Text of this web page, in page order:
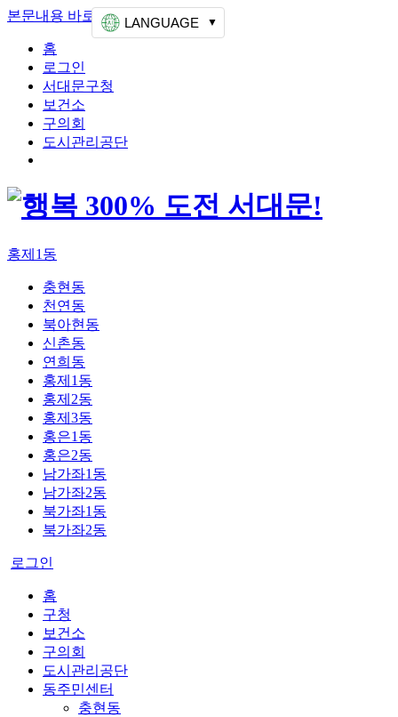
본문내용 바로가기 상단메뉴 가기
홈
로그인
서대문구청
보건소
구의회
도시관리공단
홍제1동
충현동
천연동
북아현동
신촌동
연희동
홍제1동
홍제2동
홍제3동
홍은1동
홍은2동
남가좌1동
남가좌2동
북가좌1동
북가좌2동
로그인
LANGUAGE
홈
구청
보건소
구의회
도시관리공단
동주민센터
충현동